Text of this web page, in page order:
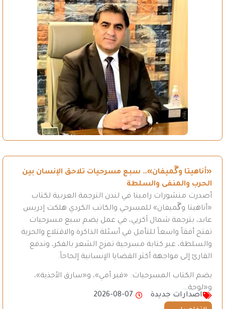
«أناهيتا وگَميفان»… سبع مسرحيات تلاحق الإنسان بين
الحرب والمنفى والسلطة
أصدرت منشورات رامينا في لندن الترجمة العربية لكتاب
«أناهيتا وگَميفان» للمسرحي والكاتب الكردي هلكت إدريس
عابد، بترجمة شمال آكريي، في عمل يضم سبع مسرحيات
تفتح أفقاً واسعاً للتأمل في أسئلة الذاكرة والاقتلاع والحرية
والسلطة، عبر كتابة مسرحية تمزج الشعر بالفكر، وتدفع
القارئ إلى مواجهة أكثر القضايا الإنسانية إلحاحاً.
يضم الكتاب المسرحيات: «قبر أمي»، و«سارق الأحذية»،
و«لوحة…
اصدارات جديدة
2026-08-07